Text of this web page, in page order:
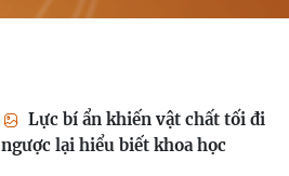
Lực bí ẩn khiến vật chất tối đi
ngược lại hiểu biết khoa học